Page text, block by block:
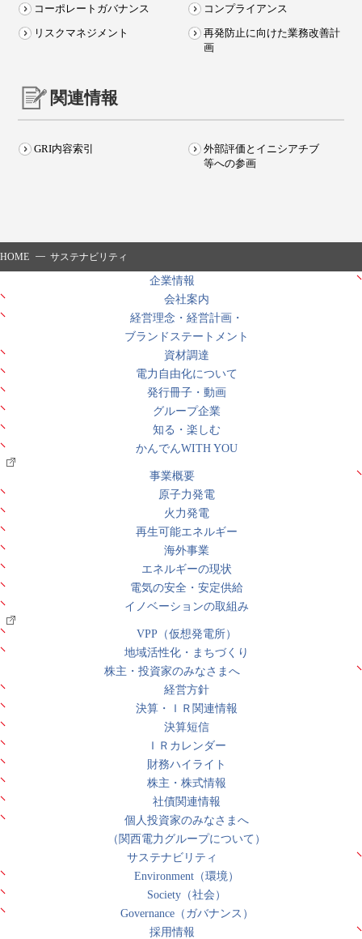
コーポレートガバナンス コンプライアンス
リスクマネジメント
再発防止に向けた業務改善計
画
関連情報
GRI内容索引
外部評価とイニシアチブ
等への参画
HOME サステナビリティ
企業情報
会社案内
経営理念・経営計画・
ブランドステートメント
資材調達
電力自由化について
発行冊子・動画
グループ企業
知る・楽しむ
かんでんWITH YOU
事業概要
原子力発電
火力発電
再生可能エネルギー
海外事業
エネルギーの現状
電気の安全・安定供給
イノベーションの取組み
VPP（仮想発電所）
地域活性化・まちづくり
株主・投資家のみなさまへ
経営方針
決算・ＩＲ関連情報
決算短信
ＩＲカレンダー
財務ハイライト
株主・株式情報
社債関連情報
個人投資家のみなさまへ
（関西電力グループについて）
サステナビリティ
Environment（環境）
Society（社会）
Governance（ガバナンス）
採用情報